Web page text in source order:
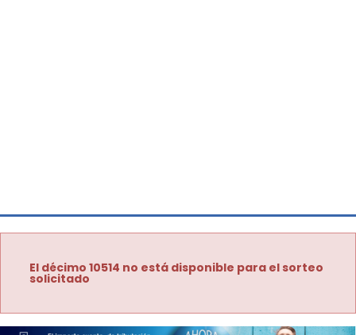
El décimo 10514 no está disponible para el sorteo
solicitado